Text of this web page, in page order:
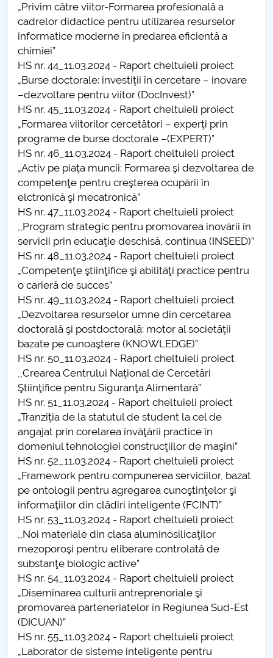
Relații Publice
Relații Internaționale
PNRR
Proiect PRIM STUD
Proiect SU-ETIC
Protecția datelor personale
UNIVERSITATE pentru comunitate
IOSUD/CSUD-Doctorate
Comisie de etica unversitară
Evenimente CUP
Accesibilitate pentru studenții cu dizabilități
Raportul Conducerii Centrului Universitar Pitești
privind implementarea Planului Operațional 2020-
2024
Parteneri CUP
Centrul de Consiliere și Orientare în Carieră
Chestionar angajabilitate ALUMNI – UPB
CAR2026
MENIU CANTINA
Hotărâri Senat din 11 ianuarie 2024
Hotărâri Senat din 27 iunie 2024
Hotărâri Senat din 5 iulie 2024
Hotărâri Senat din 22 iulie 2024
„Privim către viitor-Formarea profesională a
cadrelor didactice pentru utilizarea resurselor
informatice moderne în predarea eficientă a
chimiei”
HS nr. 44_11.03.2024 - Raport cheltuieli proiect
„Burse doctorale: investiţii în cercetare – inovare
–dezvoltare pentru viitor (DocInvest)”
HS nr. 45_11.03.2024 - Raport cheltuieli proiect
„Formarea viitorilor cercetători – experţi prin
programe de burse doctorale –(EXPERT)”
HS nr. 46_11.03.2024 - Raport cheltuieli proiect
„Activ pe piaţa muncii: Formarea şi dezvoltarea de
competenţe pentru creşterea ocupării în
elctronică şi mecatronică”
HS nr. 47_11.03.2024 - Raport cheltuieli proiect
,,Program strategic pentru promovarea inovării în
servicii prin educaţie deschisă, continua (INSEED)”
HS nr. 48_11.03.2024 - Raport cheltuieli proiect
„Competenţe ştiinţifice şi abilităţi practice pentru
o carieră de succes”
HS nr. 49_11.03.2024 - Raport cheltuieli proiect
„Dezvoltarea resurselor umne din cercetarea
doctorală şi postdoctorală: motor al societăţii
bazate pe cunoaştere (KNOWLEDGE)”
HS nr. 50_11.03.2024 - Raport cheltuieli proiect
,,Crearea Centrului Naţional de Cercetări
Ştiinţifice pentru Siguranţa Alimentară”
HS nr. 51_11.03.2024 - Raport cheltuieli proiect
„Tranziţia de la statutul de student la cel de
angajat prin corelarea învăţării practice în
domeniul tehnologiei construcţiilor de maşini”
HS nr. 52_11.03.2024 - Raport cheltuieli proiect
„Framework pentru compunerea serviciilor, bazat
pe ontologii pentru agregarea cunoştinţelor şi
informaţiilor din clădiri inteligente (FCINT)”
HS nr. 53_11.03.2024 - Raport cheltuieli proiect
,,Noi materiale din clasa aluminosilicaţilor
mezoporoşi pentru eliberare controlată de
substanţe biologic active”
HS nr. 54_11.03.2024 - Raport cheltuieli proiect
„Diseminarea culturii antreprenoriale şi
promovarea parteneriatelor în Regiunea Sud-Est
(DICUAN)”
HS nr. 55_11.03.2024 - Raport cheltuieli proiect
„Laborator de sisteme inteligente pentru